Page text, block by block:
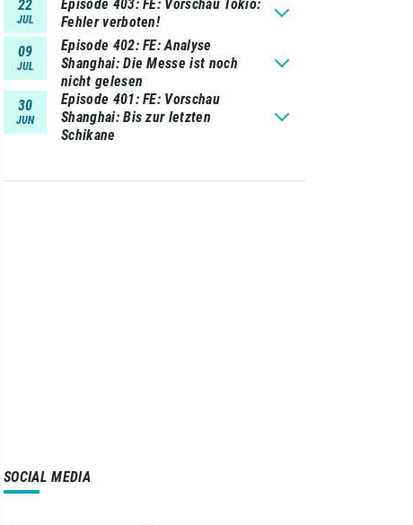
22
JUL
Episode 403 FE: Vorschau Tokio:
Fehler verboten!
09
JUL
Episode 402 FE: Analyse
Shanghai: Die Messe ist noch
nicht gelesen
30
JUN
Episode 401 FE: Vorschau
Shanghai: Bis zur letzten
Schikane
SOCIAL MEDIA